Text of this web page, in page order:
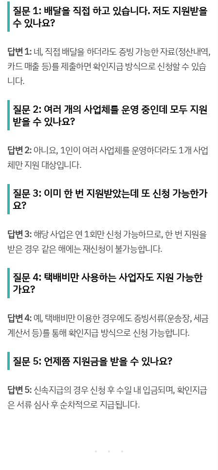
질문 1: 배달을 직접 하고 있습니다. 저도 지원받을
수 있나요?
답변 1: 네, 직접 배달을 하더라도 증빙 가능한 자료(정산내역,
카드 매출 등)를 제출하면 확인지급 방식으로 신청할 수 있습
니다.
질문 2: 여러 개의 사업체를 운영 중인데 모두 지원
받을 수 있나요?
답변 2:아니요, 1인이 여러 사업체를 운영하더라도 1개 사업
체만 지원 대상입니다.
질문 3: 이미 한 번 지원받았는데 또 신청 가능한가
요?
답변 3:해당 사업은 연 1회만 신청 가능하므로, 한 번 지원을
받은 경우 같은 해에는 재신청이 불가능합니다.
질문 4: 택배비만 사용하는 사업자도 지원 가능한
가요?
답변 4:예, 택배비만 이용한 경우에도 증빙서류(운송장, 세금
계산서 등)를 통해 확인지급 방식으로 신청 가능합니다.
질문 5: 언제쯤 지원금을 받을 수 있나요?
답변 5: 신속지급의 경우 신청 후 수일 내 입금되며, 확인지급
은 서류 심사 후 순차적으로 지급됩니다.